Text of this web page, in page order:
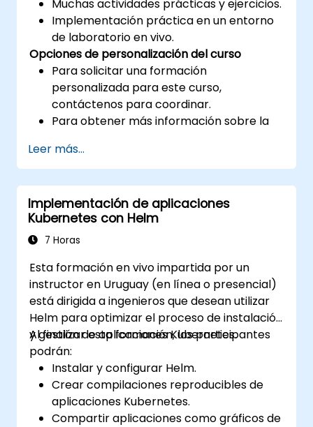
Muchas actividades prácticas y ejercicios.
Implementación práctica en un entorno
de laboratorio en vivo.
Opciones de personalización del curso
Para solicitar una formación
personalizada para este curso,
contáctenos para coordinar.
Para obtener más información sobre la
https://training.linuxfoundation.org/
kubernetes-administrator-cka
Leer más...
Implementación de aplicaciones
Kubernetes con Helm
7 Horas
Esta formación en vivo impartida por un
instructor en Uruguay (en línea o presencial)
está dirigida a ingenieros que desean utilizar
Helm para optimizar el proceso de instalación
y gestión de aplicaciones Kubernetes.
Al finalizar esta formación, los participantes
podrán:
Instalar y configurar Helm.
Crear compilaciones reproducibles de
aplicaciones Kubernetes.
Compartir aplicaciones como gráficos de